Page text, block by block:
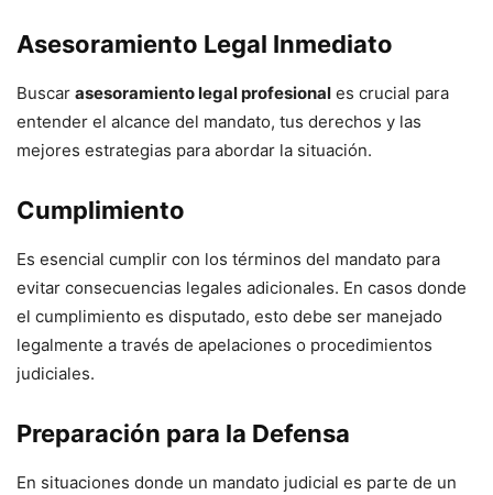
Asesoramiento Legal Inmediato
Buscar asesoramiento legal profesional es crucial para
entender el alcance del mandato, tus derechos y las
mejores estrategias para abordar la situación.
Cumplimiento
Es esencial cumplir con los términos del mandato para
evitar consecuencias legales adicionales. En casos donde
el cumplimiento es disputado, esto debe ser manejado
legalmente a través de apelaciones o procedimientos
judiciales.
Preparación para la Defensa
En situaciones donde un mandato judicial es parte de un